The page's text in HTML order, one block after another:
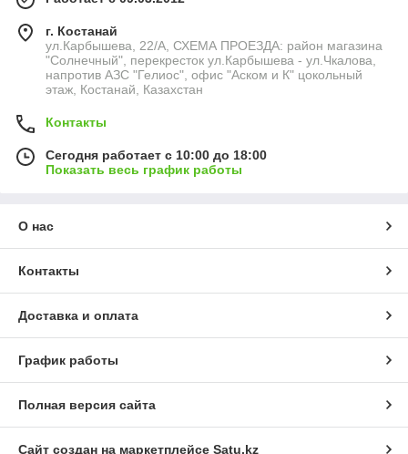
г. Костанай
ул.Карбышева, 22/А, СХЕМА ПРОЕЗДА: район магазина
"Солнечный", перекресток ул.Карбышева - ул.Чкалова,
напротив АЗС "Гелиос", офис "Аском и К" цокольный
этаж, Костанай, Казахстан
Контакты
Сегодня работает с 10:00 до 18:00
Показать весь график работы
О нас
Контакты
Доставка и оплата
График работы
Полная версия сайта
Сайт создан на маркетплейсе Satu.kz